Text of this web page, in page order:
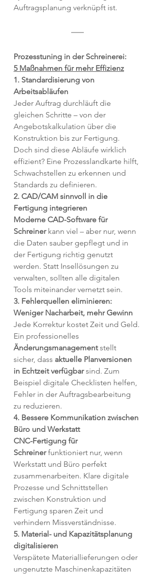
Auftragsplanung verknüpft ist.
Prozesstuning in der Schreinerei:
5 Maßnahmen für mehr Effizienz
1. Standardisierung von
Arbeitsabläufen
Jeder Auftrag durchläuft die
gleichen Schritte – von der
Angebotskalkulation über die
Konstruktion bis zur Fertigung.
Doch sind diese Abläufe wirklich
effizient? Eine Prozesslandkarte hilft,
Schwachstellen zu erkennen und
Standards zu definieren.
2. CAD/CAM sinnvoll in die
Fertigung integrieren
Moderne CAD-Software für
Schreiner kann viel – aber nur, wenn
die Daten sauber gepflegt und in
der Fertigung richtig genutzt
werden. Statt Insellösungen zu
verwalten, sollten alle digitalen
Tools miteinander vernetzt sein.
3. Fehlerquellen eliminieren:
Weniger Nacharbeit, mehr Gewinn
Jede Korrektur kostet Zeit und Geld.
Ein professionelles
Änderungsmanagement stellt
sicher, dass aktuelle Planversionen
in Echtzeit verfügbar sind. Zum
Beispiel digitale Checklisten helfen,
Fehler in der Auftragsbearbeitung
zu reduzieren.
4. Bessere Kommunikation zwischen
Büro und Werkstatt
CNC-Fertigung für
Schreiner funktioniert nur, wenn
Werkstatt und Büro perfekt
zusammenarbeiten. Klare digitale
Prozesse und Schnittstellen
zwischen Konstruktion und
Fertigung sparen Zeit und
verhindern Missverständnisse.
5. Material- und Kapazitätsplanung
digitalisieren
Verspätete Materiallieferungen oder
ungenutzte Maschinenkapazitäten